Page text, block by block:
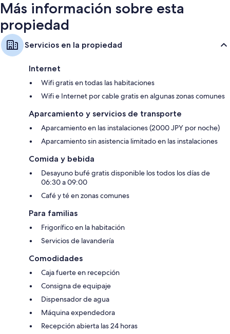
Más información sobre esta
propiedad
Servicios en la propiedad
Internet
Wifi gratis en todas las habitaciones
Wifi e Internet por cable gratis en algunas zonas comunes
Aparcamiento y servicios de transporte
Aparcamiento en las instalaciones (2000 JPY por noche)
Aparcamiento sin asistencia limitado en las instalaciones
Comida y bebida
Desayuno bufé gratis disponible los todos los días de
06:30 a 09:00
Café y té en zonas comunes
Para familias
Frigorífico en la habitación
Servicios de lavandería
Comodidades
Caja fuerte en recepción
Consigna de equipaje
Dispensador de agua
Máquina expendedora
Recepción abierta las 24 horas